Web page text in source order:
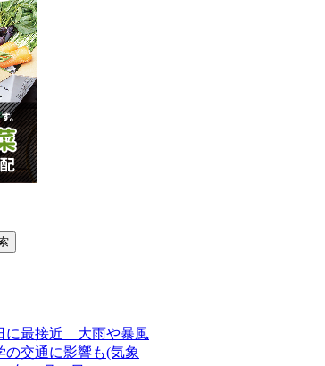
に最接近 大雨や暴風
交通に影響も(気象